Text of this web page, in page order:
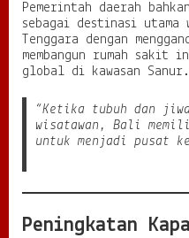
Pemerintah daerah
sebagai destinasi utama
Tenggara dengan
membangun rumah sakit
global di kawasan Sanur.
“Ketika tubuh dan
wisatawan, Bali
untuk menjadi pusat
Peningkatan